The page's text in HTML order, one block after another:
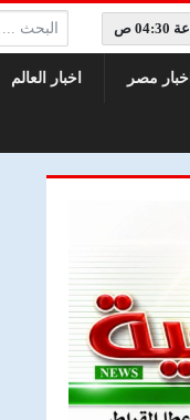
البحث:
اخبار مصر اخبار العالم